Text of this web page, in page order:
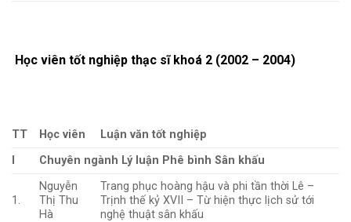
Học viên tốt nghiệp thạc sĩ khoá 2 (2002 – 2004)
TT Học viên
Luận văn tốt nghiệp
Chuyên ngành Lý luận Phê bình Sân khấu
1.
Nguyễn
Thị Thu
Hà
Trang phục hoàng hậu và phi tần thời Lê –
Trịnh thế kỷ XVII – Từ hiện thực lịch sử tới
nghệ thuật sân khấu